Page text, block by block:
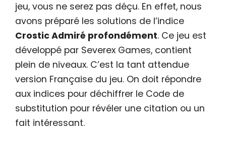
jeu, vous ne serez pas déçu. En effet, nous
avons préparé les solutions de l’indice
Crostic Admiré profondément. Ce jeu est
développé par Severex Games, contient
plein de niveaux. C’est la tant attendue
version Française du jeu. On doit répondre
aux indices pour déchiffrer le Code de
substitution pour révéler une citation ou un
fait intéressant.